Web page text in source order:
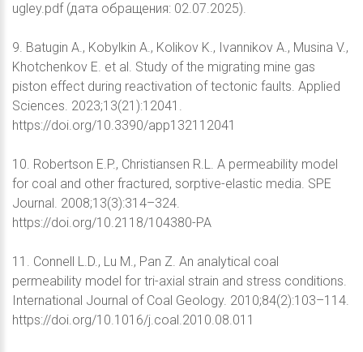
ugley.pdf (дата обращения: 02.07.2025).
9. Batugin A., Kobylkin A., Kolikov K., Ivannikov A., Musina V.,
Khotchenkov E. et al. Study of the migrating mine gas
piston effect during reactivation of tectonic faults. Applied
Sciences. 2023;13(21):12041.
https://doi.org/10.3390/app132112041
10. Robertson E.P., Christiansen R.L. A permeability model
for coal and other fractured, sorptive-elastic media. SPE
Journal. 2008;13(3):314–324.
https://doi.org/10.2118/104380-PA
11. Connell L.D., Lu M., Pan Z. An analytical coal
permeability model for tri-axial strain and stress conditions.
International Journal of Coal Geology. 2010;84(2):103–114.
https://doi.org/10.1016/j.coal.2010.08.011